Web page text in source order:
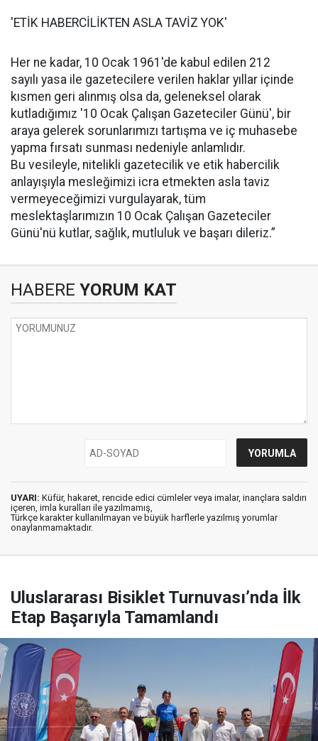
'ETİK HABERCİLİKTEN ASLA TAVİZ YOK'
Her ne kadar, 10 Ocak 1961'de kabul edilen 212
sayılı yasa ile gazetecilere verilen haklar yıllar içinde
kısmen geri alınmış olsa da, geleneksel olarak
kutladığımız '10 Ocak Çalışan Gazeteciler Günü', bir
araya gelerek sorunlarımızı tartışma ve iç muhasebe
yapma fırsatı sunması nedeniyle anlamlıdır.
Bu vesileyle, nitelikli gazetecilik ve etik habercilik
anlayışıyla mesleğimizi icra etmekten asla taviz
vermeyeceğimizi vurgulayarak, tüm
meslektaşlarımızın 10 Ocak Çalışan Gazeteciler
Günü'nü kutlar, sağlık, mutluluk ve başarı dileriz.”
HABERE YORUM KAT
UYARI: Küfür, hakaret, rencide edici cümleler veya imalar, inançlara saldırı
içeren, imla kuralları ile yazılmamış,
Türkçe karakter kullanılmayan ve büyük harflerle yazılmış yorumlar
onaylanmamaktadır.
Uluslararası Bisiklet Turnuvası’nda İlk
Etap Başarıyla Tamamlandı